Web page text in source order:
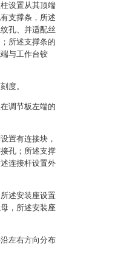
设置从其顶端
支撑条，所述
孔、并适配丝
所述支撑条的
与工作台铰
度。
调节板左端的
置有连接块，
孔；所述支撑
连接杆设置外
述安装座设置
，所述安装座
左右方向分布